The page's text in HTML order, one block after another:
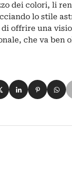
dei colori, li
lo stile
di offrire una
che va ben
su Facebook
su X
Condividi su
Condividi